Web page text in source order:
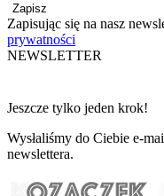
Zapisz
Zapisując się na nasz
prywatności
NEWSLETTER
Jeszcze tylko jeden krok!
Wysłaliśmy do Ciebie e-
newslettera.